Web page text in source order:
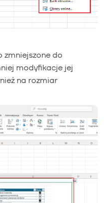
zmniejszone do
modyfikacje jej
na rozmiar